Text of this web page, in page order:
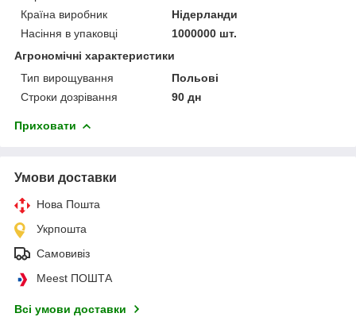
Країна виробник
Нідерланди
Насіння в упаковці
1000000 шт.
Агрономічні характеристики
Тип вирощування
Польові
Строки дозрівання
90 дн
Приховати
Умови доставки
Нова Пошта
Укрпошта
Самовивіз
Meest ПОШТА
Всі умови доставки